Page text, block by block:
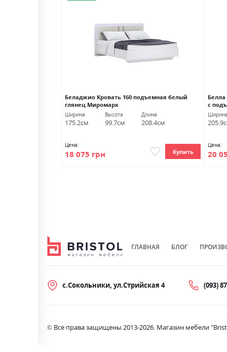
Беладжио Кровать 160 подъемная белый
глянец Миромарк
Ширина
175.2см
Высота
99.7см
Длина
208.4см
Цена:
18 075 грн Купить
с
Ширина
Цена:
20
ГЛАВНАЯ БЛОГ
с.Сокольники, ул.Стрийская 4 (093)
© Все права защищены 2013-2026. Магазин мебели